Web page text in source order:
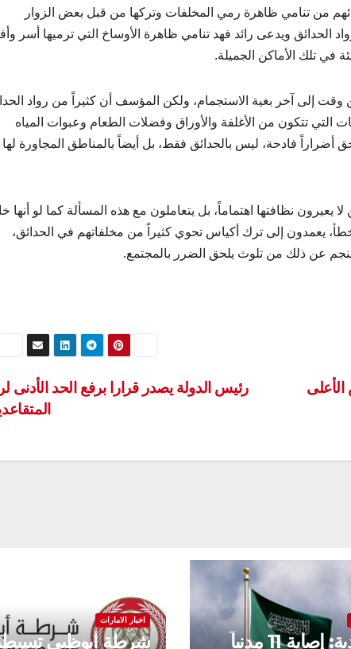
من تنامي ظاهرة رمي المخلفات وتركها من قبل بعض الزوار
الحدائق ويدعى رائد فهد تنامي ظاهرة الأوساخ التي ترميها أسر
في تلك الأماكن الجميلة.
إلى آخر بغية الاستجمام، ولكن المؤسف أن كثيراً من رواد
التي تتكون من الأغلفة والأوراق وفضلات الطعام وعبوات المياه
أضراراً فادحة، ليس بالحدائق فقط، بل أيضاً بالمناطق المجاورة لها
نظافتها اهتماماً، بل يتعاملون مع هذه المسألة كما لو أنها
يعمدون إلى ترك أكياس تحوي كثيراً من مخلفاتهم في الحدائق،
عن ذلك من تلوث يلحق الضرر بالمجتمع.
رئيس الدولة يصدر قرارا برفع الحد الأدنى
السعودية: إصابة 11 مدنياً
اخبار الامارات
شرطة أبوظبي